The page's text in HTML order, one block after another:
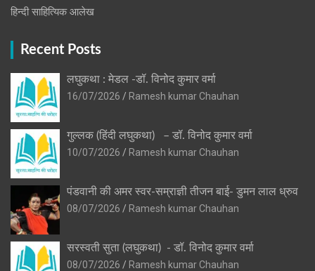
हिन्दी साहित्यिक आलेख
Recent Posts
लघुकथा : मेडल -डॉ. विनोद कुमार वर्मा
16/07/2026
Ramesh kumar Chauhan
गुल्लक (हिंदी लघुकथा) – डॉ. विनोद कुमार वर्मा
10/07/2026
Ramesh kumar Chauhan
पंडवानी की अमर स्वर-सम्राज्ञी तीजन बाई- डुमन लाल ध्रुव
08/07/2026
Ramesh kumar Chauhan
सरस्वती सुता (लघुकथा) ​- डॉ. विनोद कुमार वर्मा
08/07/2026
Ramesh kumar Chauhan